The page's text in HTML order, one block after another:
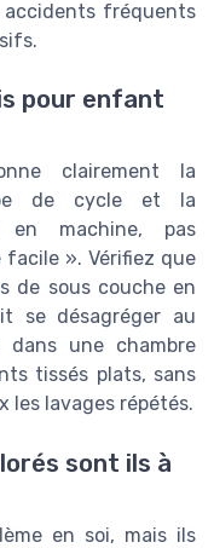
fréquents
pour enfant
clairement la
de cycle et la
en machine, pas
». Vérifiez que
de sous couche en
se désagréger au
une chambre
tissés plats, sans
les lavages répétés.
sont ils à
en soi, mais ils